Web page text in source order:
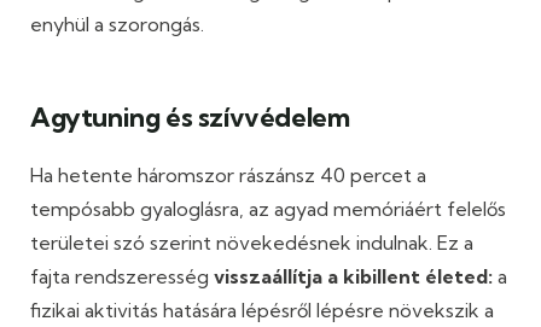
enyhül a szorongás.
Agytuning és szívvédelem
Ha hetente háromszor rászánsz 40 percet a
tempósabb gyaloglásra, az agyad memóriáért felelős
területei szó szerint növekedésnek indulnak. Ez a
fajta rendszeresség visszaállítja a kibillent életed: a
fizikai aktivitás hatására lépésről lépésre növekszik a